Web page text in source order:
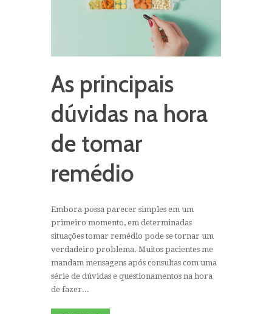
As principais
dúvidas na hora
de tomar
remédio
Embora possa parecer simples em um
primeiro momento, em determinadas
situações tomar remédio pode se tornar um
verdadeiro problema. Muitos pacientes me
mandam mensagens após consultas com uma
série de dúvidas e questionamentos na hora
de fazer...